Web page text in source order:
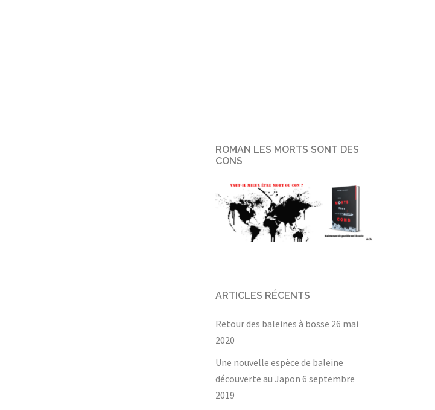
ROMAN LES MORTS SONT DES
CONS
ARTICLES RÉCENTS
Retour des baleines à bosse 26 mai
2020
Une nouvelle espèce de baleine
découverte au Japon 6 septembre
2019